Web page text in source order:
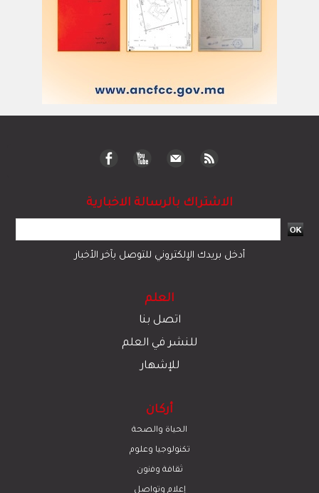
الاشتراك بالرسالة الاخبارية
أدخل بريدك الإلكتروني للتوصل بآخر الأخبار
العلم
اتصل بنا
للنشر في العلم
للإشهار
أركان
الحياة والصحة
تكنولوجيا وعلوم
ﺛﻘﺎﻓﺔ وﻓﻧون
إعلام وتواصل